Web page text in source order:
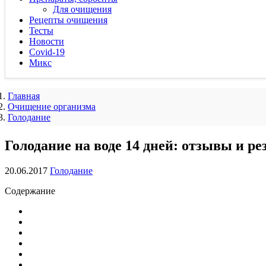
Для очищения
Рецепты очищения
Тесты
Новости
Covid-19
Микс
Главная
Очищение организма
Голодание
Голодание на воде 14 дней: отзывы и
20.06.2017 Голодание
Содержание